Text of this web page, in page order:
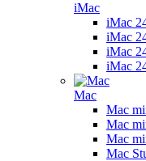
iMac
iMac
iMac
iMac
iMac
Mac
Mac
Mac
Mac
Mac